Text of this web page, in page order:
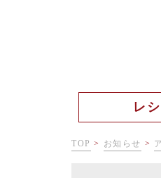
レ
TOP > お知らせ >